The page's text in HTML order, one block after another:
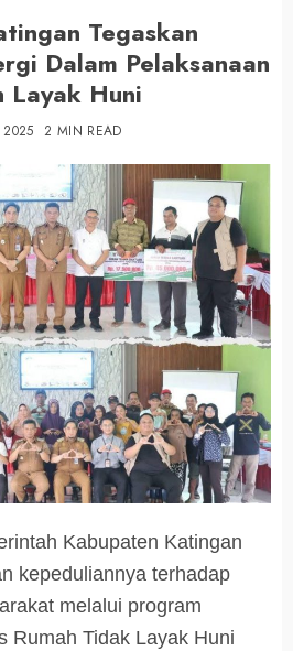
Tegaskan
Dalam Pelaksanaan
Layak Huni
2025 2 MIN READ
Kabupaten Katingan
kepeduliannya terhadap
melalui program
Rumah Tidak Layak Huni